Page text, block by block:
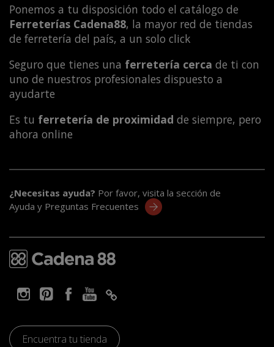
Ponemos a tu disposición todo el catálogo de
Ferreterías Cadena88, la mayor red de tiendas
de ferretería del país, a un solo click
Seguro que tienes una ferretería cerca de ti con
uno de nuestros profesionales dispuesto a
ayudarte
Es tu ferretería de proximidad de siempre, pero
ahora online
¿Necesitas ayuda? Por favor, visita la sección de
Ayuda y Preguntas Frecuentes
Encuentra tu tienda